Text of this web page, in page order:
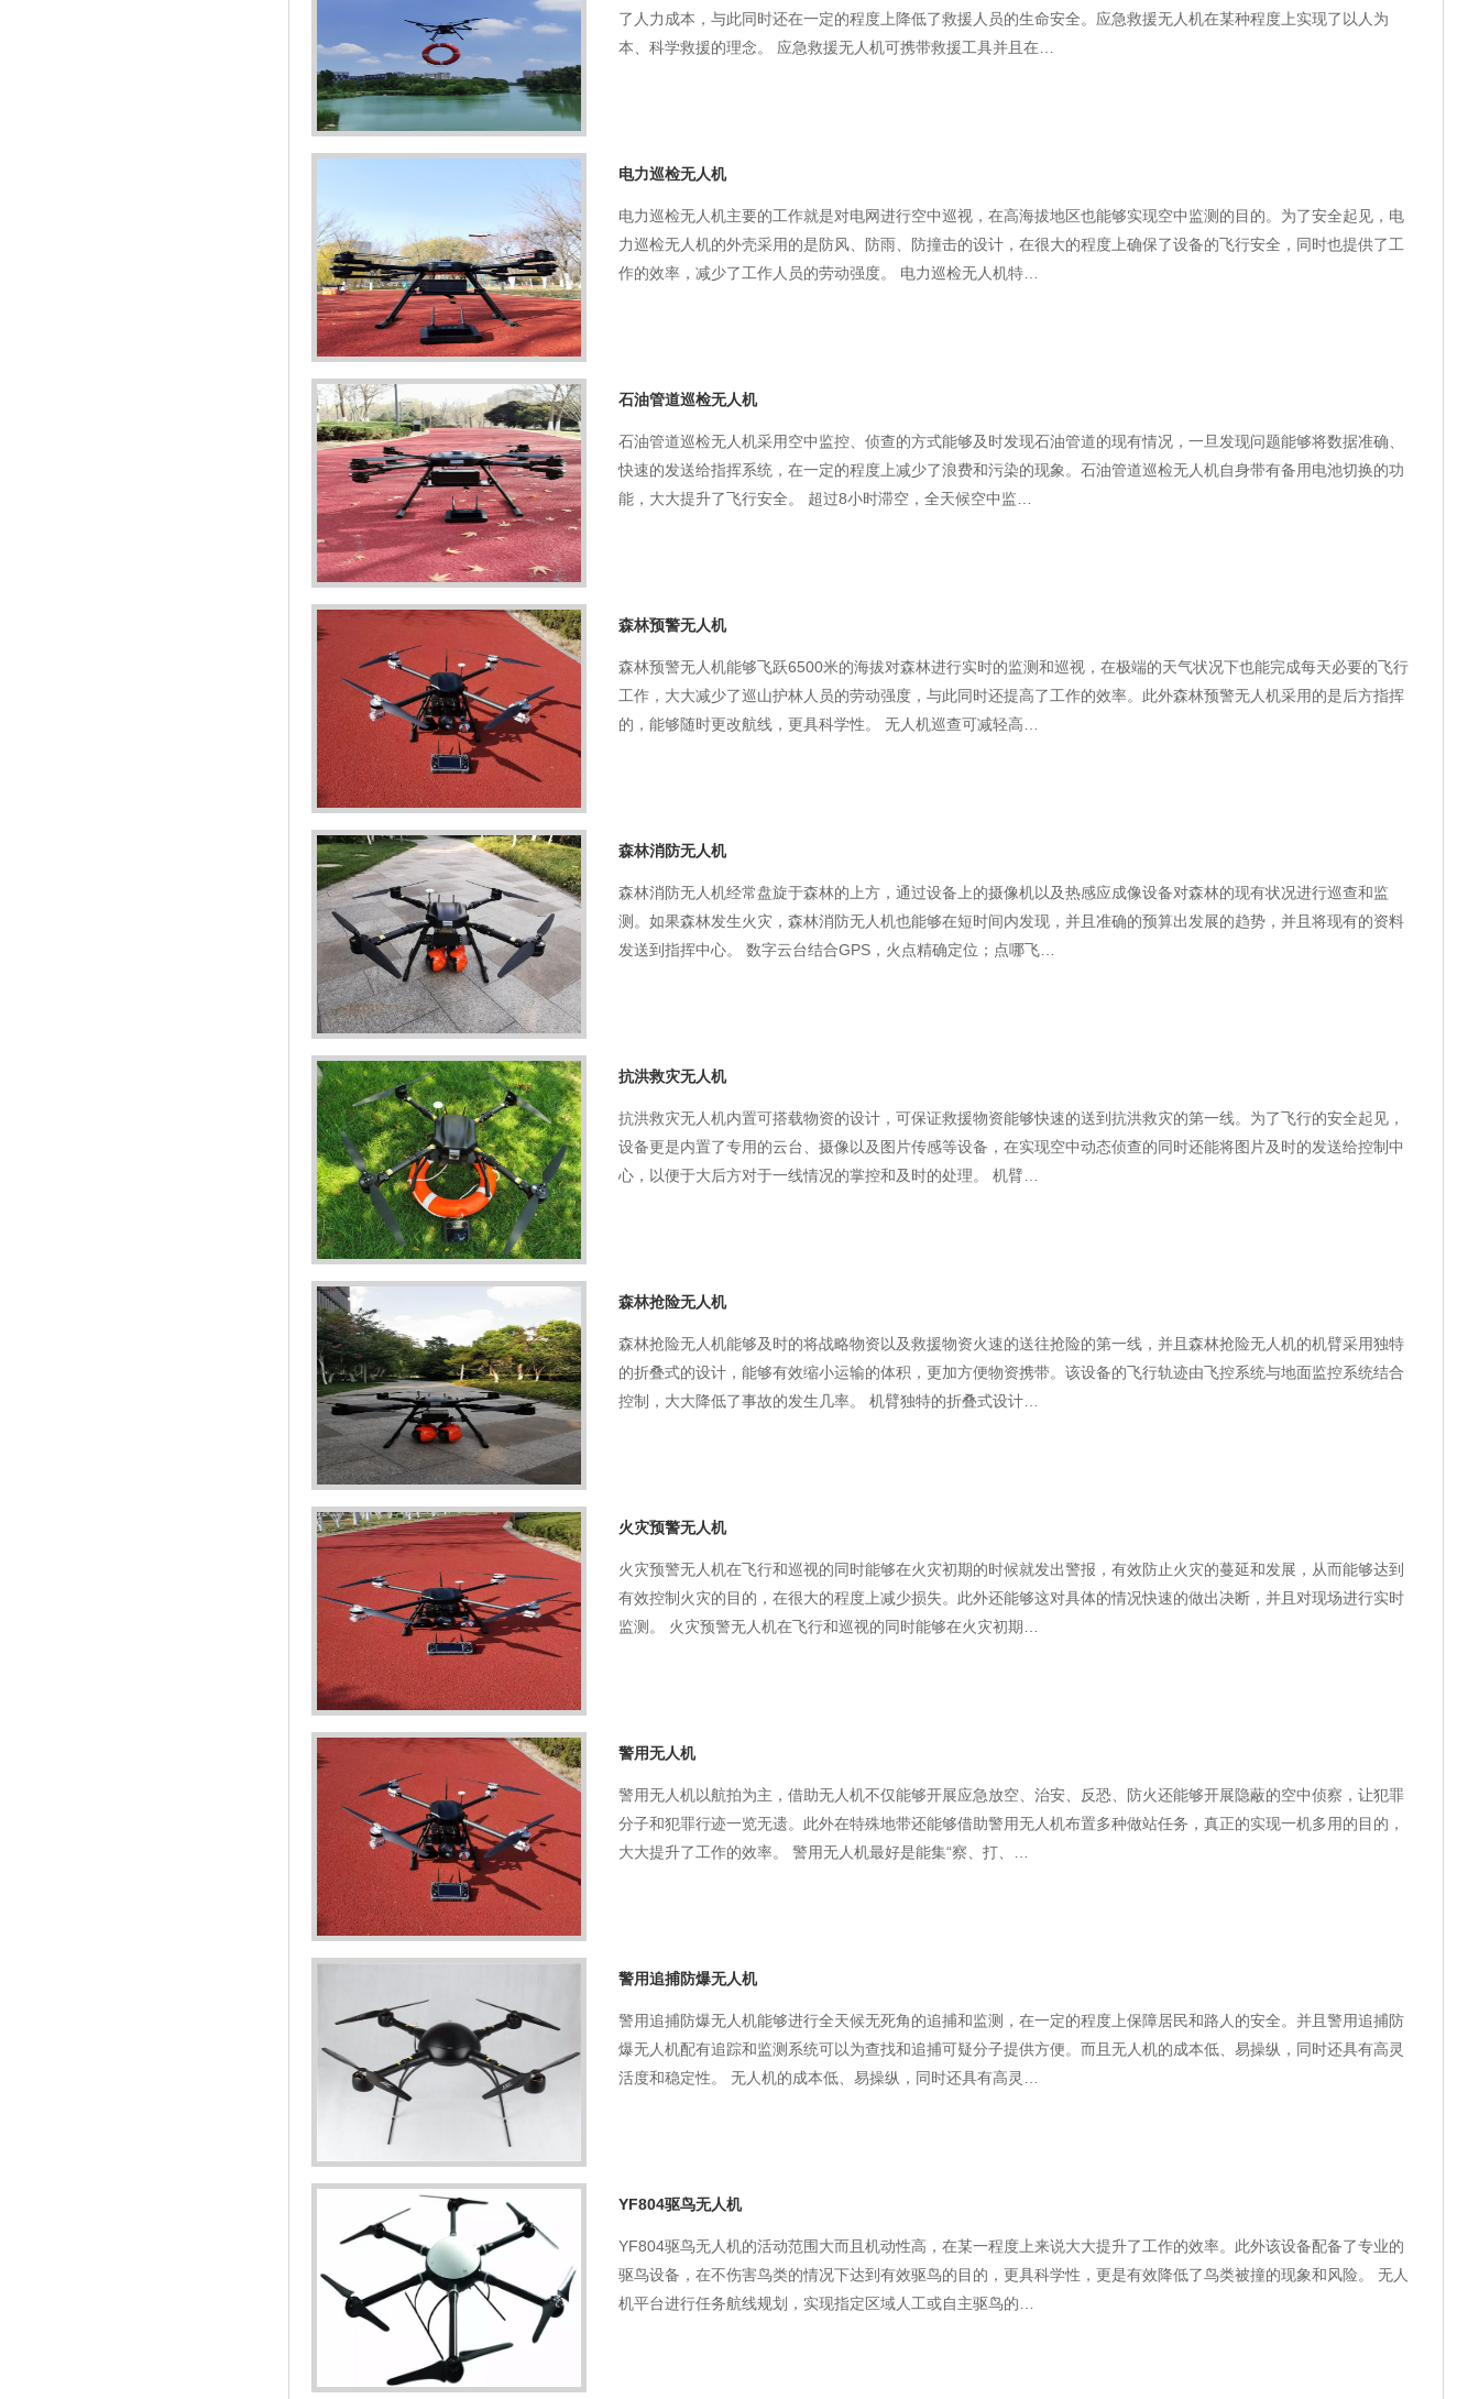
了人力成本，与此同时还在一定的程度上降低了救援人员的生命安全。应急救援无人机在某种程度上实现了以人为
本、科学救援的理念。 应急救援无人机可携带救援工具并且在…
电力巡检无人机
电力巡检无人机主要的工作就是对电网进行空中巡视，在高海拔地区也能够实现空中监测的目的。为了安全起见，电
力巡检无人机的外壳采用的是防风、防雨、防撞击的设计，在很大的程度上确保了设备的飞行安全，同时也提供了工
作的效率，减少了工作人员的劳动强度。 电力巡检无人机特…
石油管道巡检无人机
石油管道巡检无人机采用空中监控、侦查的方式能够及时发现石油管道的现有情况，一旦发现问题能够将数据准确、
快速的发送给指挥系统，在一定的程度上减少了浪费和污染的现象。石油管道巡检无人机自身带有备用电池切换的功
能，大大提升了飞行安全。 超过8小时滞空，全天候空中监…
森林预警无人机
森林预警无人机能够飞跃6500米的海拔对森林进行实时的监测和巡视，在极端的天气状况下也能完成每天必要的飞行
工作，大大减少了巡山护林人员的劳动强度，与此同时还提高了工作的效率。此外森林预警无人机采用的是后方指挥
的，能够随时更改航线，更具科学性。 无人机巡查可减轻高…
森林消防无人机
森林消防无人机经常盘旋于森林的上方，通过设备上的摄像机以及热感应成像设备对森林的现有状况进行巡查和监
测。如果森林发生火灾，森林消防无人机也能够在短时间内发现，并且准确的预算出发展的趋势，并且将现有的资料
发送到指挥中心。 数字云台结合GPS，火点精确定位；点哪飞…
抗洪救灾无人机
抗洪救灾无人机内置可搭载物资的设计，可保证救援物资能够快速的送到抗洪救灾的第一线。为了飞行的安全起见，
设备更是内置了专用的云台、摄像以及图片传感等设备，在实现空中动态侦查的同时还能将图片及时的发送给控制中
心，以便于大后方对于一线情况的掌控和及时的处理。 机臂…
森林抢险无人机
森林抢险无人机能够及时的将战略物资以及救援物资火速的送往抢险的第一线，并且森林抢险无人机的机臂采用独特
的折叠式的设计，能够有效缩小运输的体积，更加方便物资携带。该设备的飞行轨迹由飞控系统与地面监控系统结合
控制，大大降低了事故的发生几率。 机臂独特的折叠式设计…
火灾预警无人机
火灾预警无人机在飞行和巡视的同时能够在火灾初期的时候就发出警报，有效防止火灾的蔓延和发展，从而能够达到
有效控制火灾的目的，在很大的程度上减少损失。此外还能够这对具体的情况快速的做出决断，并且对现场进行实时
监测。 火灾预警无人机在飞行和巡视的同时能够在火灾初期…
警用无人机
警用无人机以航拍为主，借助无人机不仅能够开展应急放空、治安、反恐、防火还能够开展隐蔽的空中侦察，让犯罪
分子和犯罪行迹一览无遗。此外在特殊地带还能够借助警用无人机布置多种做站任务，真正的实现一机多用的目的，
大大提升了工作的效率。 警用无人机最好是能集“察、打、…
警用追捕防爆无人机
警用追捕防爆无人机能够进行全天候无死角的追捕和监测，在一定的程度上保障居民和路人的安全。并且警用追捕防
爆无人机配有追踪和监测系统可以为查找和追捕可疑分子提供方便。而且无人机的成本低、易操纵，同时还具有高灵
活度和稳定性。 无人机的成本低、易操纵，同时还具有高灵…
YF804驱鸟无人机
YF804驱鸟无人机的活动范围大而且机动性高，在某一程度上来说大大提升了工作的效率。此外该设备配备了专业的
驱鸟设备，在不伤害鸟类的情况下达到有效驱鸟的目的，更具科学性，更是有效降低了鸟类被撞的现象和风险。 无人
机平台进行任务航线规划，实现指定区域人工或自主驱鸟的…